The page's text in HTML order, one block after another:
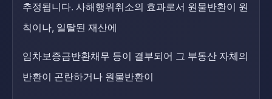
추정됩니다. 사해행위취소의 효과로서 원물반환이 원
칙이나, 일탈된 재산에
임차보증금반환채무 등이 결부되어 그 부동산 자체의
반환이 곤란하거나 원물반환이